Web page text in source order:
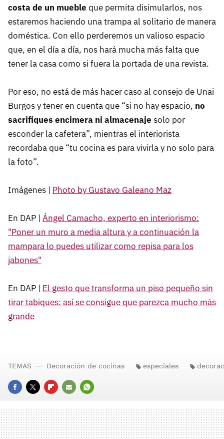
costa de un mueble que permita disimularlos, nos
estaremos haciendo una trampa al solitario de manera
doméstica. Con ello perderemos un valioso espacio
que, en el día a día, nos hará mucha más falta que
tener la casa como si fuera la portada de una revista.
Por eso, no está de más hacer caso al consejo de Unai
Burgos y tener en cuenta que “si no hay espacio, no
sacrifiques encimera ni almacenaje solo por
esconder la cafetera”, mientras el interiorista
recordaba que “tu cocina es para vivirla y no solo para
la foto”.
Imágenes | Photo by Gustavo Galeano Maz
En DAP | Ángel Camacho, experto en interiorismo:
"Poner un muro a media altura y a continuación la
mampara lo puedes utilizar como repisa para los
jabones"
En DAP | El gesto que transforma un piso pequeño sin
tirar tabiques: así se consigue que parezca mucho más
grande
FACEBOOK
TWITTERFLIPBOARD
E-
MAIL
WHATSAPP
TEMAS Decoración de cocinas especiales